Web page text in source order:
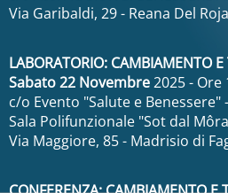
Via Garibaldi, 29 - Reana Del
LABORATORIO: CAMBIAMENTO
Sabato 22 Novembre2025 - Ore
c/o Evento "Salute e Benessere"
Sala Polifunzionale "Sot dal
Via Maggiore, 85 - Madrisio di